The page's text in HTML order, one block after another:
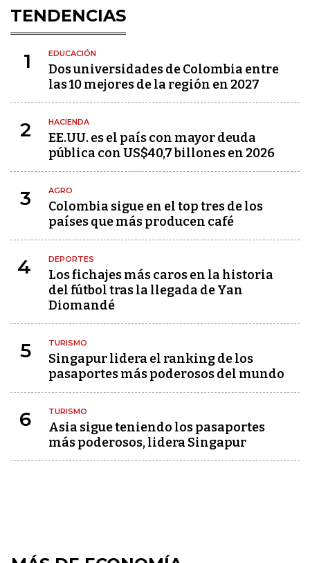
TENDENCIAS
1 EDUCACIÓN
Dos universidades de Colombia entre
las 10 mejores de la región en 2027
2 HACIENDA
EE.UU. es el país con mayor deuda
pública con US$40,7 billones en 2026
3 AGRO
Colombia sigue en el top tres de los
países que más producen café
4 DEPORTES
Los fichajes más caros en la historia
del fútbol tras la llegada de Yan
Diomandé
5 TURISMO
Singapur lidera el ranking de los
pasaportes más poderosos del mundo
6 TURISMO
Asia sigue teniendo los pasaportes
más poderosos, lidera Singapur